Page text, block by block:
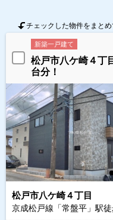
チェックした物件をまとめ
新築一戸建て
松戸市八ケ崎４
台分！
松戸市八ケ崎４丁目
京成松戸線「常盤平」駅